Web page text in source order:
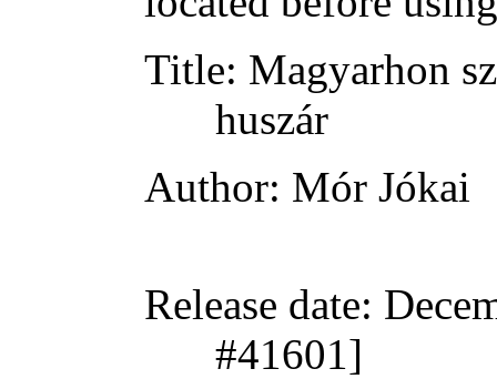
Title: Magyarhon
huszár
Author: Mór Jókai
Release date:
#41601]